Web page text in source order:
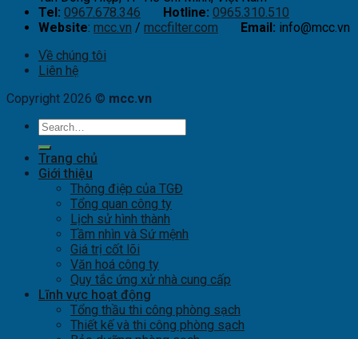
Tel: 0967.678.346 Hotline: 0965.310.510
Website: mcc.vn / mccfilter.com Email: info@mcc.vn
Về chúng tôi
Liên hệ
Copyright 2026 © mcc.vn
Trang chủ
Giới thiệu
Thông điệp của TGĐ
Tổng quan công ty
Lịch sử hình thành
Tầm nhìn và Sứ mệnh
Giá trị cốt lõi
Văn hoá công ty
Quy tắc ứng xử nhà cung cấp
Lĩnh vực hoạt động
Tổng thầu thi công phòng sạch
Thiết kế và thi công phòng sạch